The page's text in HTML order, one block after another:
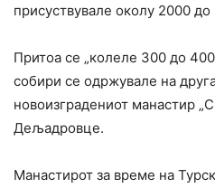
присуствувале околу 2000
Притоа се „колеле 300 до
собири се одржувале на
новоизградениот манастир
Дељадровце.
Манастирот за време на